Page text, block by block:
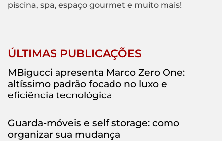
piscina, spa, espaço gourmet e muito mais!
ÚLTIMAS PUBLICAÇÕES
MBigucci apresenta Marco Zero One:
altíssimo padrão focado no luxo e
eficiência tecnológica
Guarda-móveis e self storage: como
organizar sua mudança